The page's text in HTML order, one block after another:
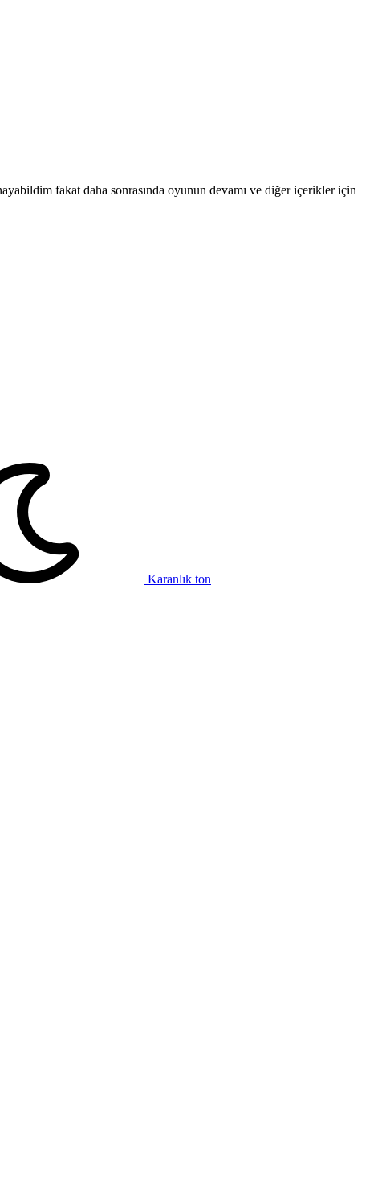
fakat daha sonrasında oyunun devamı ve diğer içerikler için
Karanlık ton